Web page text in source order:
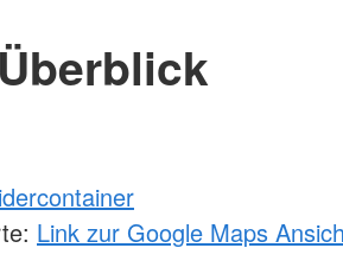
Link zur Google Maps